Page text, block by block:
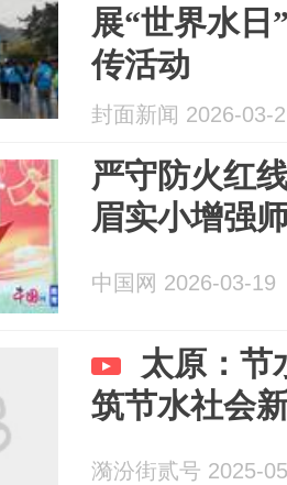
展“世界水日
传活动
封面新闻 2026-03-
严守防火红
眉实小增强
中国网 2026-03-19
太原：节
筑节水社会
漪汾街贰号 2025-